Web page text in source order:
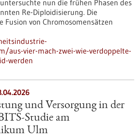
nun die frühen Phasen des
Re-Diploidisierung. Die
Fusion von Chromosomensätzen
aus-vier-mach-zwei-wie-verdoppelte-
werden
und Versorgung in der
​Studie am
Ulm